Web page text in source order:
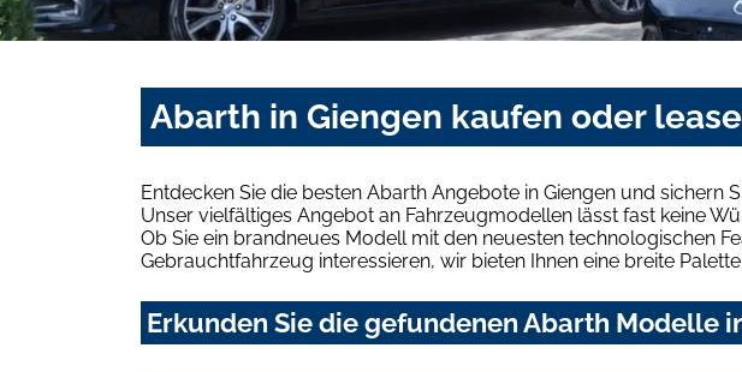
Abarth in Giengen kaufen oder
Entdecken Sie die besten Abarth Angebote in Giengen und sichern
Unser vielfältiges Angebot an Fahrzeugmodellen lässt fast keine
Ob Sie ein brandneues Modell mit den neuesten technologischen
Gebrauchtfahrzeug interessieren, wir bieten Ihnen eine breite
Erkunden Sie die gefundenen Abarth Modelle